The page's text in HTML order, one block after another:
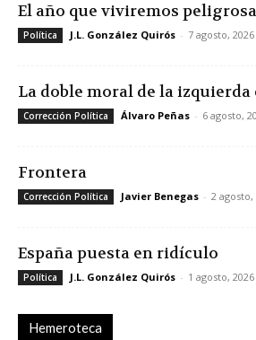
El año que viviremos
Política J.L. González Quirós - 7 agosto, 2026
La doble moral de la
Corrección Política Álvaro Peñas - 6 agosto,
Frontera
Corrección Política Javier Benegas - 2 agosto,
España puesta en ridículo
Política J.L. González Quirós - 1 agosto, 2026
Hemeroteca